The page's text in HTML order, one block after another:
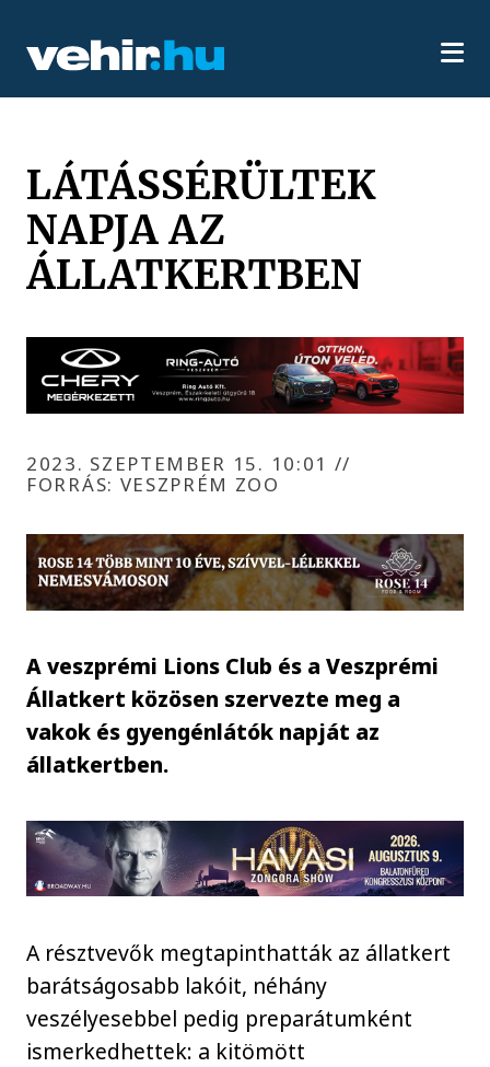
LÁTÁSSÉRÜLTEK
NAPJA AZ
ÁLLATKERTBEN
2023. SZEPTEMBER 15. 10:01 //
FORRÁS: VESZPRÉM ZOO
A veszprémi Lions Club és a Veszprémi
Állatkert közösen szervezte meg a
vakok és gyengénlátók napját az
állatkertben.
A résztvevők megtapinthatták az állatkert
barátságosabb lakóit, néhány
veszélyesebbel pedig preparátumként
ismerkedhettek: a kitömött